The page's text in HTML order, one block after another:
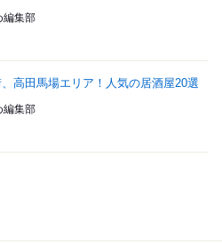
編集部
高田馬場エリア！人気の居酒屋20選
編集部